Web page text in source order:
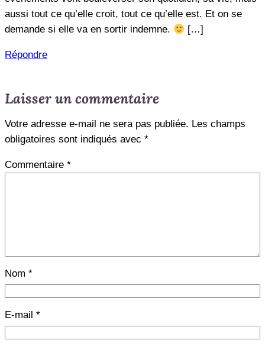
aussi tout ce qu’elle croit, tout ce qu’elle est. Et on se
demande si elle va en sortir indemne.
[…]
Répondre
Laisser un commentaire
Votre adresse e-mail ne sera pas publiée. Les champs
obligatoires sont indiqués avec *
Commentaire *
Nom *
E-mail *